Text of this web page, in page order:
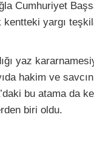
Cumhuriyet
yargı
yaz
hakim ve
bu atama da
biri oldu.